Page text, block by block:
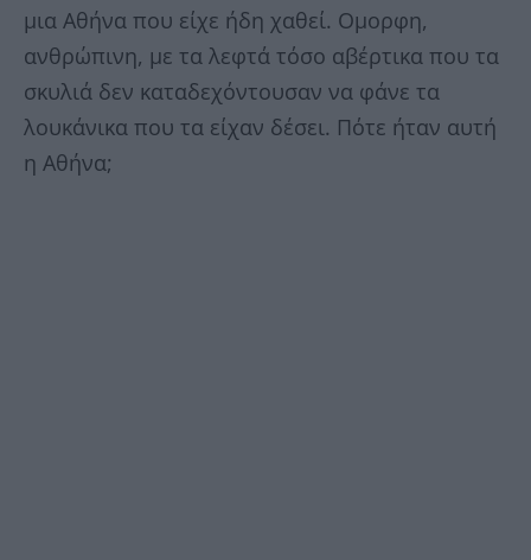
μια Αθήνα που είχε ήδη χαθεί. Ομορφη,
ανθρώπινη, με τα λεφτά τόσο αβέρτικα που τα
σκυλιά δεν καταδεχόντουσαν να φάνε τα
λουκάνικα που τα είχαν δέσει. Πότε ήταν αυτή
η Αθήνα;